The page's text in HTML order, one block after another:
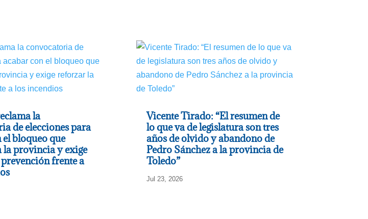
la
de elecciones para
bloqueo que
la provincia y exige
frente a
Vicente Tirado: “El resumen de
lo que va de legislatura son tres
años de olvido y abandono de
Pedro Sánchez a la provincia de
Toledo”
Jul 23, 2026